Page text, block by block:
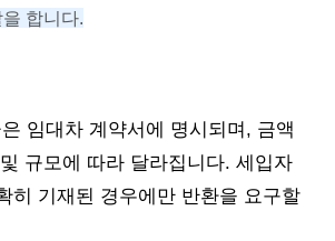
합니다.
임대차 계약서에 명시되며, 금액
규모에 따라 달라집니다. 세입자
히 기재된 경우에만 반환을 요구할